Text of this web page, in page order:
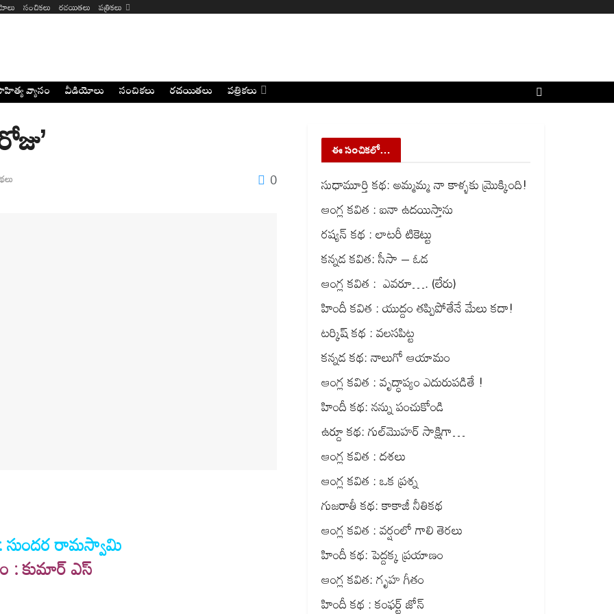
సంచికలు రచయితలు పత్రికలు
వ్యాసం వీడియోలు సంచికలు రచయితలు పత్రికలు
0
రామస్వామి
: కుమార్ ఎస్
ఈ సంచికలో…
సుధామూర్తి కథ: అమ్మమ్మ నా కాళ్ళకు మ్రొక్కింది!
ఆంగ్ల కవిత : ఐనా ఉదయిస్తాను
రష్యన్ కథ : లాటరీ టికెట్టు
కన్నడ కవిత: సీసా – ఓడ
ఆంగ్ల కవిత : ఎవరూ…. (లేరు)
హిందీ కవిత : యుద్దం తప్పిపోతేనే మేలు కదా!
టర్కిష్ కథ : వలసపిట్ట
కన్నడ కథ: నాలుగో ఆయామం
ఆంగ్ల కవిత : వృద్ధాప్యం ఎదురుపడితే !
హిందీ కథ: నన్ను పంచుకోండి
ఉర్దూ కథ: గుల్‌మొహర్ సాక్షిగా…
ఆంగ్ల కవిత : దశలు
ఆంగ్ల కవిత : ఒక ప్రశ్న
గుజరాతీ కథ: కాకాజీ నీతికథ
ఆంగ్ల కవిత : వర్షంలో గాలి తెరలు
హిందీ కథ: పెద్దక్క ప్రయాణం
ఆంగ్ల కవిత: గృహ గీతం
హిందీ కథ : కంఫర్ట్ జోన్